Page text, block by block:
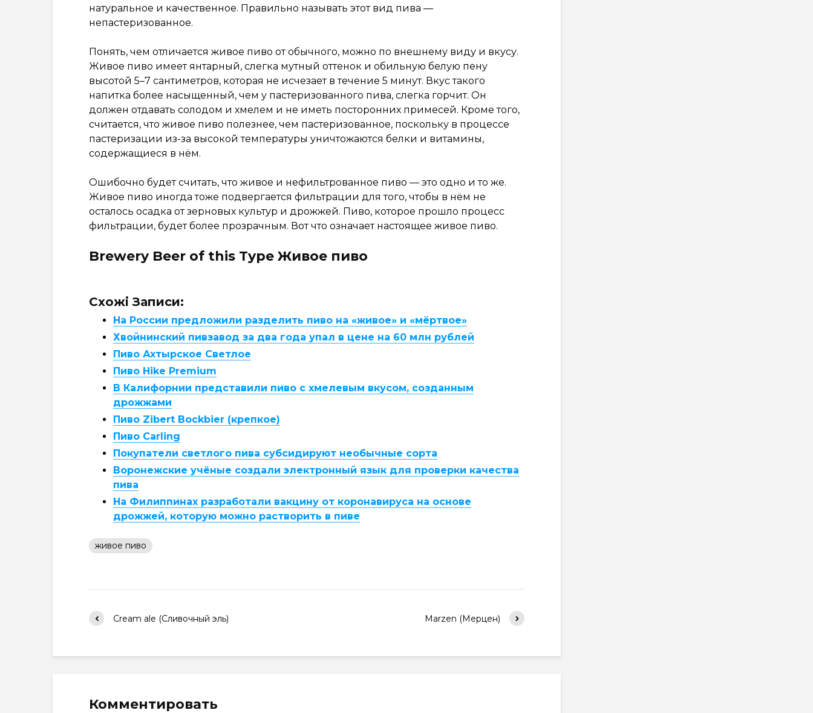
натуральное и качественное. Правильно называть этот вид пива —
непастеризованное.
Понять, чем отличается живое пиво от обычного, можно по внешнему виду и вкусу.
Живое пиво имеет янтарный, слегка мутный оттенок и обильную белую пену
высотой 5–7 сантиметров, которая не исчезает в течение 5 минут. Вкус такого
напитка более насыщенный, чем у пастеризованного пива, слегка горчит. Он
должен отдавать солодом и хмелем и не иметь посторонних примесей. Кроме того,
считается, что живое пиво полезнее, чем пастеризованное, поскольку в процессе
пастеризации из-за высокой температуры уничтожаются белки и витамины,
содержащиеся в нём.
Ошибочно будет считать, что живое и нефильтрованное пиво — это одно и то же.
Живое пиво иногда тоже подвергается фильтрации для того, чтобы в нём не
осталось осадка от зерновых культур и дрожжей. Пиво, которое прошло процесс
фильтрации, будет более прозрачным. Вот что означает настоящее живое пиво.
Brewery Beer of this Type Живое пиво
Схожі Записи:
На России предложили разделить пиво на «живое» и «мёртвое»
Хвойнинский пивзавод за два года упал в цене на 60 млн рублей
Пиво Ахтырское Светлое
Пиво Hike Premium
В Калифорнии представили пиво с хмелевым вкусом, созданным
дрожжами
Пиво Zibert Bockbier (крепкое)
Пиво Carling
Покупатели светлого пива субсидируют необычные сорта
Воронежские учёные создали электронный язык для проверки качества
пива
На Филиппинах разработали вакцину от коронавируса на основе
дрожжей, которую можно растворить в пиве
живое пиво
Cream ale (Сливочный эль) Marzen (Мерцен)
Комментировать